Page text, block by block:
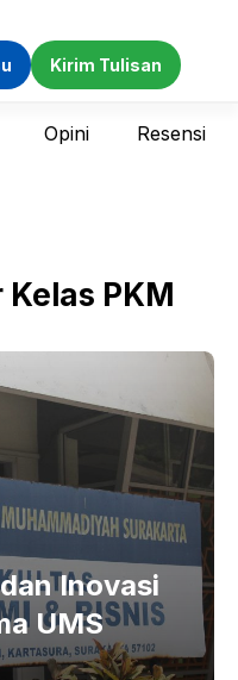
Kirim Tulisan
Opini Resensi
Kelas PKM
Inovasi
UMS